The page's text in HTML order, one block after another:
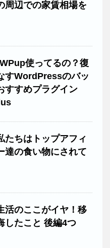
周辺での家賃相場を
使ってるの？復
すWordPressのバッ
すすめプラグイン
たちはトップアフィ
達の食い物にされて
活のここがイヤ！移
したこと 後編4つ